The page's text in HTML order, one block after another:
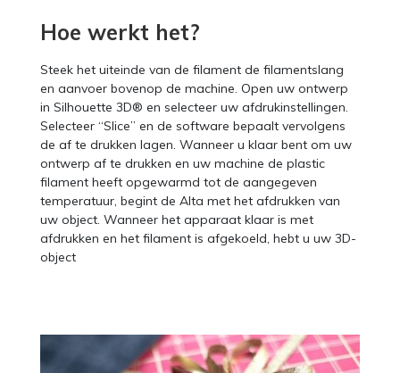
Hoe werkt het?
Steek het uiteinde van de filament de filamentslang
en aanvoer bovenop de machine. Open uw ontwerp
in Silhouette 3D® en selecteer uw afdrukinstellingen.
Selecteer “Slice” en de software bepaalt vervolgens
de af te drukken lagen. Wanneer u klaar bent om uw
ontwerp af te drukken en uw machine de plastic
filament heeft opgewarmd tot de aangegeven
temperatuur, begint de Alta met het afdrukken van
uw object. Wanneer het apparaat klaar is met
afdrukken en het filament is afgekoeld, hebt u uw 3D-
object